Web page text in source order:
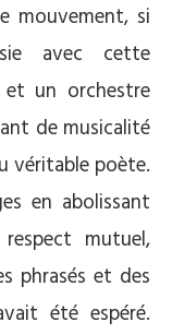
mouvement, si
avec cette
un orchestre
de musicalité
véritable poète.
en abolissant
mutuel,
phrasés et des
été espéré.